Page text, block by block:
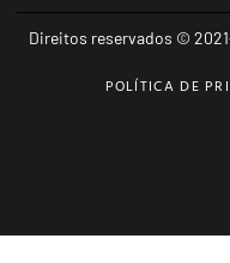
Direitos reservados ©
POLÍTICA DE